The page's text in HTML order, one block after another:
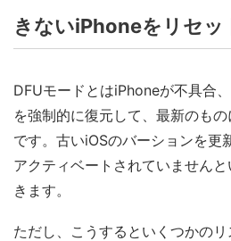
きないiPhoneをリセッ
DFUモードとはiPhoneが不具合
を強制的に復元して、最新のも
です。古いiOSのバーションを更
アクティベートされていません
きます。
ただし、こうするといくつかのリ